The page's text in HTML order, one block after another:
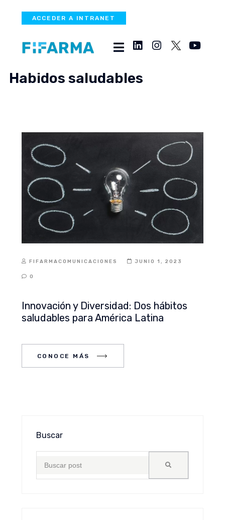
ACCEDER A INTRANET
Habidos saludables
FIFARMACOMUNICACIONES JUNIO 1, 2023
0
Innovación y Diversidad: Dos hábitos
saludables para América Latina
CONOCE MÁS
Buscar